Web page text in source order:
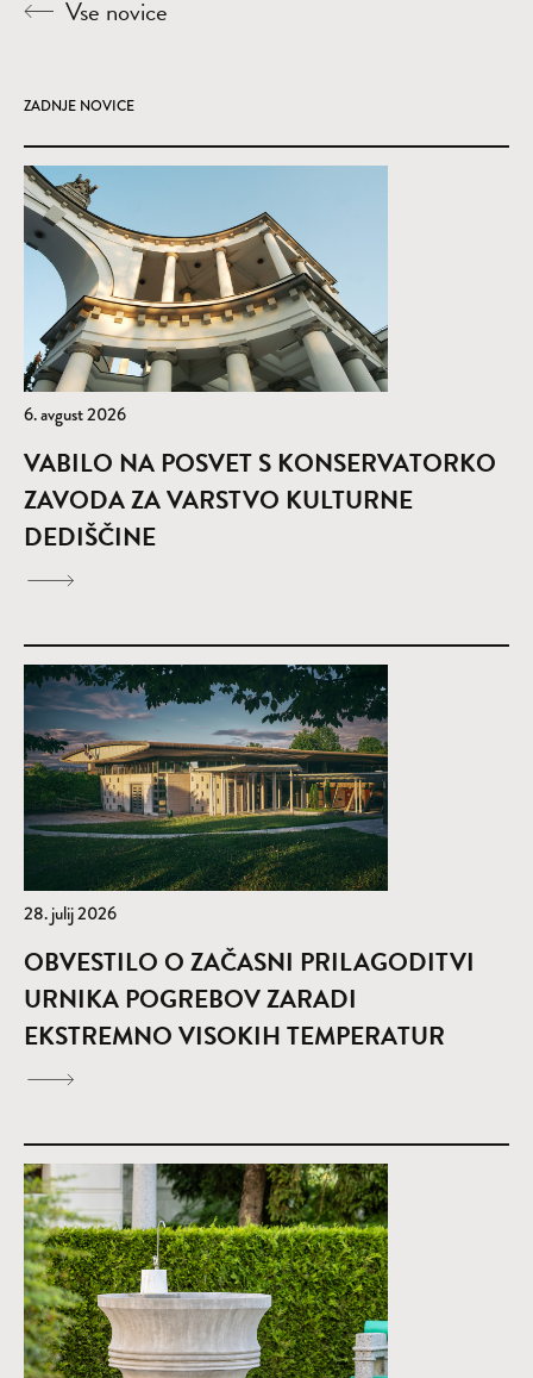
Vse novice
ZADNJE NOVICE
6. avgust 2026
VABILO NA POSVET S KONSERVATORKO
ZAVODA ZA VARSTVO KULTURNE
DEDIŠČINE
28. julij 2026
OBVESTILO O ZAČASNI PRILAGODITVI
URNIKA POGREBOV ZARADI
EKSTREMNO VISOKIH TEMPERATUR